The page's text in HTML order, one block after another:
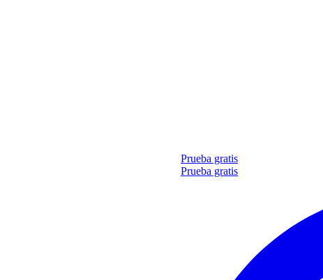
Prueba gratis
Prueba gratis